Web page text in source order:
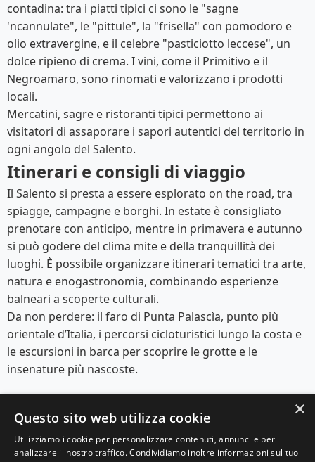
contadina: tra i piatti tipici ci sono le "sagne
'ncannulate", le "pittule", la "frisella" con pomodoro e
olio extravergine, e il celebre "pasticiotto leccese", un
dolce ripieno di crema. I vini, come il Primitivo e il
Negroamaro, sono rinomati e valorizzano i prodotti
locali.
Mercatini, sagre e ristoranti tipici permettono ai
visitatori di assaporare i sapori autentici del territorio in
ogni angolo del Salento.
Itinerari e consigli di viaggio
Il Salento si presta a essere esplorato on the road, tra
spiagge, campagne e borghi. In estate è consigliato
prenotare con anticipo, mentre in primavera e autunno
si può godere del clima mite e della tranquillità dei
luoghi. È possibile organizzare itinerari tematici tra arte,
natura e enogastronomia, combinando esperienze
balneari a scoperte culturali.
Da non perdere: il faro di Punta Palascìa, punto più
orientale d’Italia, i percorsi cicloturistici lungo la costa e
le escursioni in barca per scoprire le grotte e le
insenature più nascoste.
© 2025 Viaggi e Racconti. Tutti i diritti riservati.
×
Questo sito web utilizza cookie
Utilizziamo i cookie per personalizzare contenuti, annunci e per
analizzare il nostro traffico. Condividiamo inoltre informazioni sul tuo